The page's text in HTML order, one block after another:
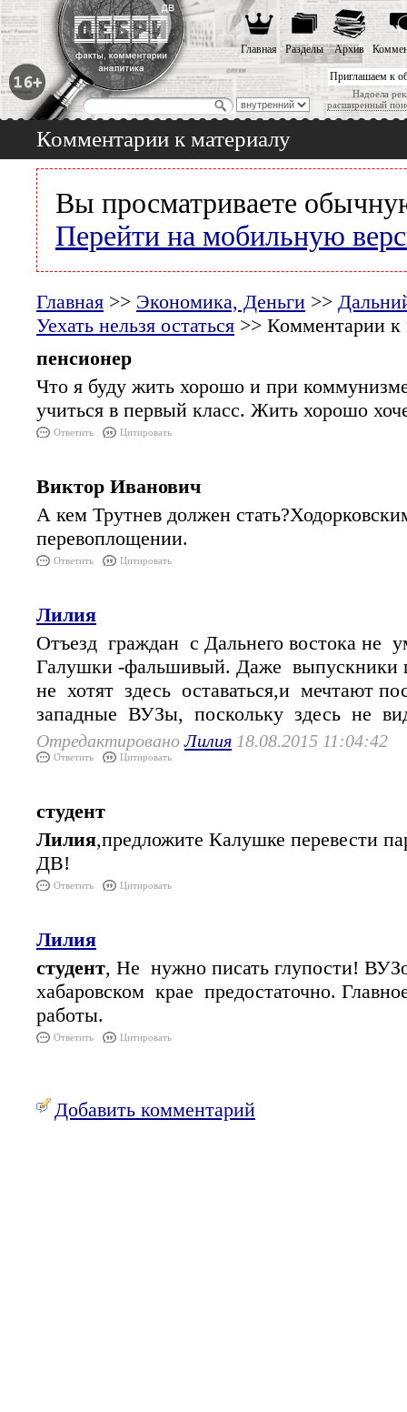
Приглашаем к
Надоела
расширенный
Главная Разделы Архив
Комментарии к материалу
Вы просматриваете
Перейти на мобильную
Главная >> Экономика, Деньги >>
Уехать нельзя остаться >> Комментарии к
пенсионер
Что я буду жить хорошо и при
учиться в первый класс. Жить хорошо
Ответить Цитировать
Виктор Иванович
А кем Трутнев должен
перевоплощении.
Ответить Цитировать
Лилия
Отъезд граждан с Дальнего востока не
Галушки -фальшивый. Даже выпускники
не хотят здесь оставаться,и мечтают
западные ВУЗы, поскольку здесь не
ОтредактированоЛилия 18.08.2015 11:04:42
Ответить Цитировать
студент
Лилия,предложите Калушке перевести
ДВ!
Ответить Цитировать
Лилия
студент, Не нужно писать глупости!
хабаровском крае предостаточно.
работы.
Ответить Цитировать
Добавить комментарий